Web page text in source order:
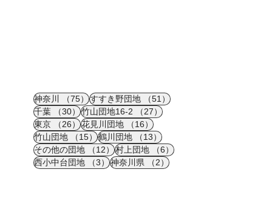
神奈川 （75）75件の記事
すすき野団地 （51）51件の記事
千葉
（30）30件の記事
竹山団地16-2 （27）27件の記事
東京
（26）26件の記事
花見川団地 （16）16件の記事
竹山団地
（15）15件の記事
鶴川団地 （13）13件の記事
その他の団地
（12）12件の記事
村上団地 （6）6件の記事
西小中台団地
（3）3件の記事
神奈川県 （2）2件の記事